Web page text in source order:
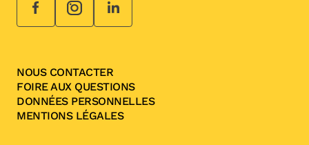
NOUS CONTACTER
FOIRE AUX QUESTIONS
DONNÉES PERSONNELLES
MENTIONS LÉGALES